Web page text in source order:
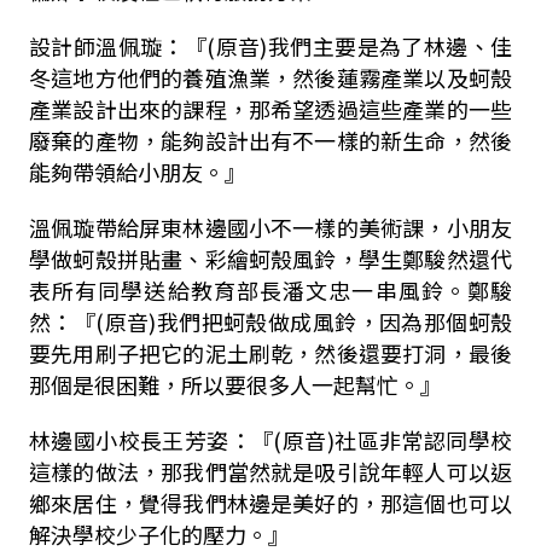
設計師溫佩璇：『(原音)我們主要是為了林邊、佳
冬這地方他們的養殖漁業，然後蓮霧產業以及蚵殼
產業設計出來的課程，那希望透過這些產業的一些
廢棄的產物，能夠設計出有不一樣的新生命，然後
能夠帶領給小朋友。』
溫佩璇帶給屏東林邊國小不一樣的美術課，小朋友
學做蚵殼拼貼畫、彩繪蚵殼風鈴，學生鄭駿然還代
表所有同學送給教育部長潘文忠一串風鈴。鄭駿
然：『(原音)我們把蚵殼做成風鈴，因為那個蚵殼
要先用刷子把它的泥土刷乾，然後還要打洞，最後
那個是很困難，所以要很多人一起幫忙。』
林邊國小校長王芳姿：『(原音)社區非常認同學校
這樣的做法，那我們當然就是吸引說年輕人可以返
鄉來居住，覺得我們林邊是美好的，那這個也可以
解決學校少子化的壓力。』